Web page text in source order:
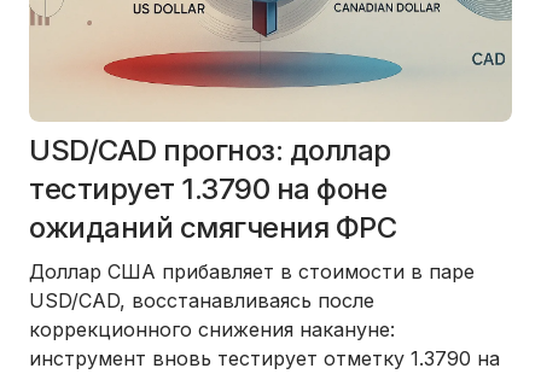
USD/CAD прогноз: доллар
тестирует 1.3790 на фоне
ожиданий смягчения ФРС
Доллар США прибавляет в стоимости в паре
USD/CAD, восстанавливаясь после
коррекционного снижения накануне:
инструмент вновь тестирует отметку 1.3790 на